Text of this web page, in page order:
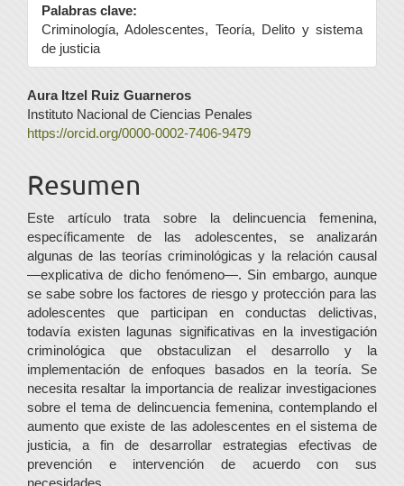
Palabras clave:
Criminología, Adolescentes, Teoría, Delito y sistema
de justicia
Contenido
principal
artículo
Aura Itzel Ruiz Guarneros
Instituto Nacional de Ciencias Penales
https://orcid.org/0000-0002-7406-9479
Resumen
Este artículo trata sobre la delincuencia femenina,
específicamente de las adolescentes, se analizarán
algunas de las teorías criminológicas y la relación causal
—explicativa de dicho fenómeno—. Sin embargo, aunque
se sabe sobre los factores de riesgo y protección para las
adolescentes que participan en conductas delictivas,
todavía existen lagunas significativas en la investigación
criminológica que obstaculizan el desarrollo y la
implementación de enfoques basados en la teoría. Se
necesita resaltar la importancia de realizar investigaciones
sobre el tema de delincuencia femenina, contemplando el
aumento que existe de las adolescentes en el sistema de
justicia, a fin de desarrollar estrategias efectivas de
prevención e intervención de acuerdo con sus
necesidades.